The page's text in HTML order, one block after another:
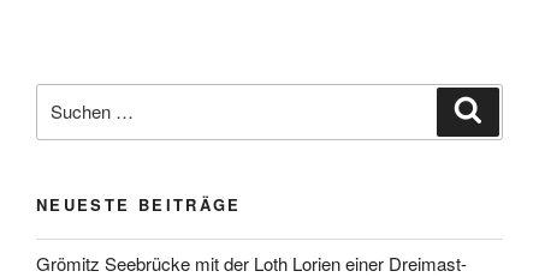
NEUESTE BEITRÄGE
Grömitz Seebrücke mit der Loth Lorien einer Dreimast-